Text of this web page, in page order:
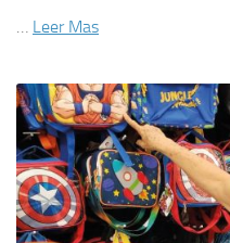
… Leer Mas